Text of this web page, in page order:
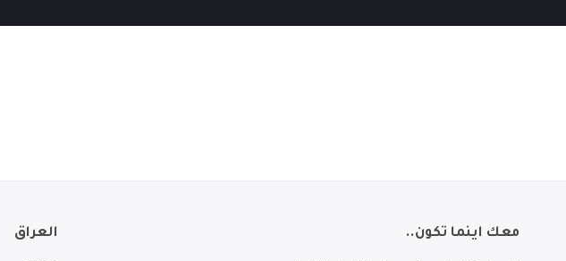
معك اينما تكون.. العراق